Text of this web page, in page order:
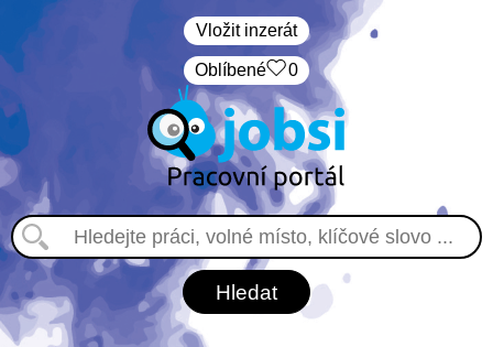
Vložit inzerát
Oblíbené 0